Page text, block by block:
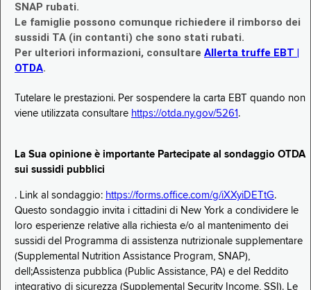
SNAP rubati.
Le famiglie possono comunque richiedere il rimborso dei
sussidi TA (in contanti) che sono stati rubati.
Per ulteriori informazioni, consultare Allerta truffe EBT |
OTDA.
Tutelare le prestazioni. Per sospendere la carta EBT quando non
viene utilizzata consultare https://otda.ny.gov/5261 .
La Sua opinione è importante Partecipate al sondaggio OTDA
sui sussidi pubblici
. Link al sondaggio: https://forms.office.com/g/iXXyiDETtG.
Questo sondaggio invita i cittadini di New York a condividere le
loro esperienze relative alla richiesta e/o al mantenimento dei
sussidi del Programma di assistenza nutrizionale supplementare
(Supplemental Nutrition Assistance Program, SNAP),
dell;Assistenza pubblica (Public Assistance, PA) e del Reddito
integrativo di sicurezza (Supplemental Security Income, SSI). Le